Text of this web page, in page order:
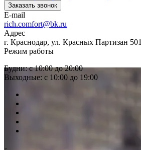
Заказать звонок
E-mail
rich.comfort@bk.ru
Адрес
г. Краснодар, ул. Красных Партизан 501
Режим работы
Будни: с 10:00 до 20:00
Выходные: с 10:00 до 19:00